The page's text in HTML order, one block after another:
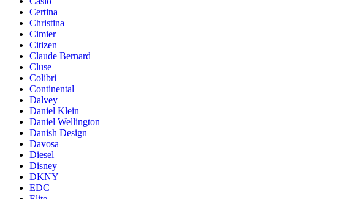
Certina
Christina
Cimier
Citizen
Claude Bernard
Cluse
Colibri
Continental
Dalvey
Daniel Klein
Daniel Wellington
Danish Design
Davosa
Diesel
Disney
DKNY
EDC